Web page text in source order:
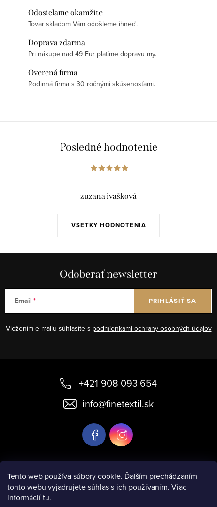
Tento web používa súbory cookie. Ďalším prechádzaním
tohto webu vyjadrujete súhlas s ich používaním. Viac
informáciítu.
Odosielame okamžite
Tovar skladom Vám odošleme ihneď.
Doprava zdarma
Pri nákupe nad 49 Eur platíme dopravu my.
Overená firma
Rodinná firma s 30 ročnými skúsenosťami.
Posledné hodnotenie
VŠETKY HODNOTENIA
zuzana ivašková
Odoberať newsletter
Email
Vložením e-mailu súhlasíte s podmienkami ochrany osobných údajov
PRIHLÁSIŤ SA
e
+421 908 093 654
info@finetextil.sk
Informácie pre vás